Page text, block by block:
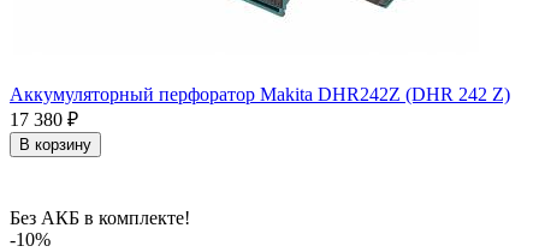
Аккумуляторный перфоратор Makita DHR242Z (DHR 242 Z)
17 380 ₽
В корзину
Без АКБ в комплекте!
-10%